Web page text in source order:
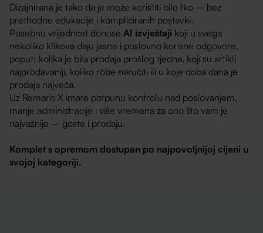
Dizajnirana je tako da je može koristiti bilo tko – bez
prethodne edukacije i kompliciranih postavki.
Posebnu vrijednost donose AI izvještaji koji u svega
nekoliko klikova daju jasne i poslovno korisne odgovore,
poput: kolika je bila prodaja prošlog tjedna, koji su artikli
najprodavaniji, koliko robe naručiti ili u koje doba dana je
prodaja najveća.
Uz Remaris X imate potpunu kontrolu nad poslovanjem,
manje administracije i više vremena za ono što vam je
najvažnije – goste i prodaju.
Komplet s opremom dostupan po najpovoljnijoj cijeni u
svojoj kategoriji.